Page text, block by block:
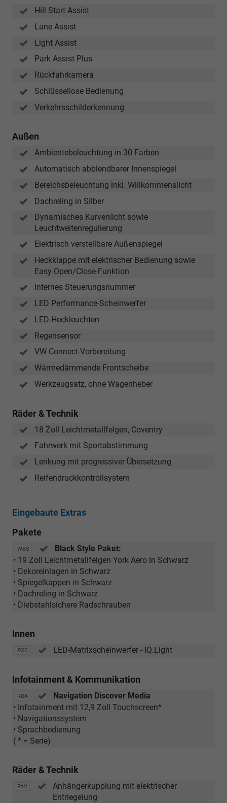
Hill Start Assist
Lane Assist
Light Assist
Park Assist Plus
Rückfahrkamera
Schlüssellose Bedienung
Verkehrsschilderkennung
Außen
Ambientebeleuchtung in 30 Farben
Automatisch abblendbarer Innenspiegel
Bereichsbeleuchtung inkl. Willkommenslicht
Dachreling in Silber
Dynamisches Kurvenlicht sowie
Leuchtweitenregulierung
Elektrisch verstellbare Außenspiegel
Heckklappe mit elektrischer Bedienung sowie
Easy Open/Close-Funktion
Internes Steuerungsnummer
LED Performance-Scheinwerfer
LED-Heckleuchten
Regensensor
VW Connect-Vorbereitung
Wärmedämmende Frontscheibe
Werkzeugsatz, ohne Wagenheber
Räder & Technik
18 Zoll Leichtmetallfelgen, Coventry
Fahrwerk mit Sportabstimmung
Lenkung mit progressiver Übersetzung
Reifendruckkontrollsystem
Eingebaute Extras
Pakete
WBS
Black Style Paket:
• 19 Zoll Leichtmetallfelgen York Aero in Schwarz
• Dekoreinlagen in Schwarz
• Spiegelkappen in Schwarz
• Dachreling in Schwarz
• Diebstahlsichere Radschrauben
Innen
PXC LED-Matrixscheinwerfer - IQ.Light
Infotainment & Kommunikation
RDA
Navigation Discover Media
• Infotainment mit 12,9 Zoll Touchscreen*
• Navigationssystem
• Sprachbedienung
( * = Serie)
Räder & Technik
PAV
Anhängerkupplung mit elektrischer
Entriegelung